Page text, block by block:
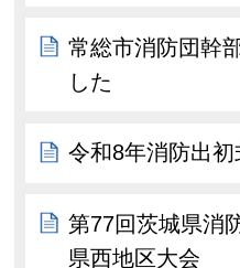
常総市消防団幹
した
令和8年消防出初
第77回茨城県消
県西地区大会